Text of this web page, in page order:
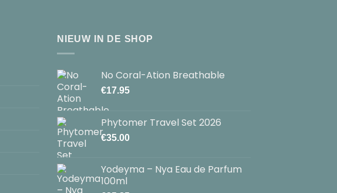
NIEUW IN DE SHOP
No Coral-Ation Breathable
€17.95
Phytomer Travel Set 2026
€35.00
Yodeyma – Nya Eau de Parfum
100ml